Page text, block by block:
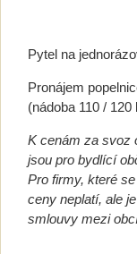
Pytel na
Pronájem
(nádoba 110 /
K cenám za svoz
jsou pro bydlící
Pro firmy, které
ceny neplatí, ale
smlouvy mezi